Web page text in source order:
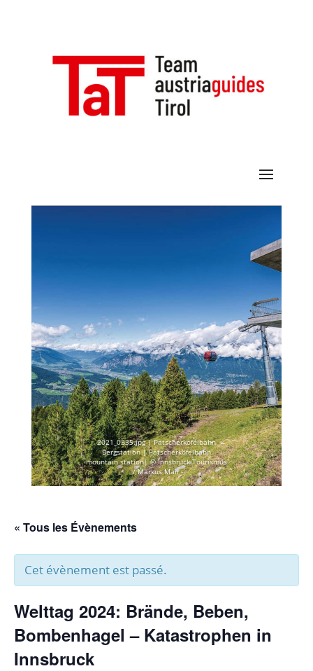
2021_0335.jpg | Patscherkofelbahn
Bergstation | Patscherkofelbahn
mountain station| © Innsbruck Tourismus
/ Markus Mair
« Tous les Évènements
Cet évènement est passé.
Welttag 2024: Brände, Beben,
Bombenhagel – Katastrophen in
Innsbruck